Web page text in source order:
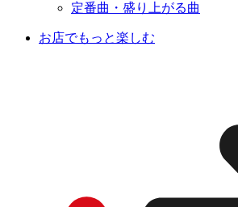
定番曲・盛り上がる曲
お店でもっと楽しむ